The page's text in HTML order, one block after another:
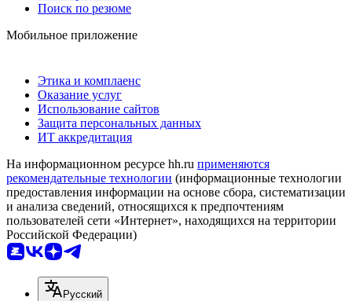
Поиск по резюме
Мобильное приложение
Этика и комплаенс
Оказание услуг
Использование сайтов
Защита персональных данных
ИТ аккредитация
На информационном ресурсе hh.ru применяются
рекомендательные технологии (информационные технологии
предоставления информации на основе сбора, систематизации
и анализа сведений, относящихся к предпочтениям
пользователей сети «Интернет», находящихся на территории
Российской Федерации)
Русский